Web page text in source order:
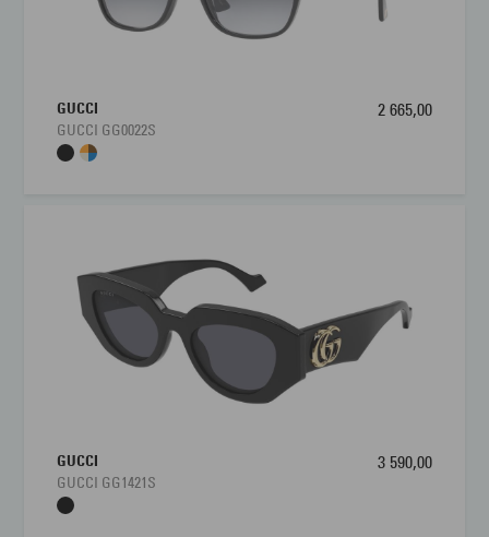
GUCCI
GUCCI GG0022S
2 665,00
GUCCI
GUCCI GG1421S
3 590,00